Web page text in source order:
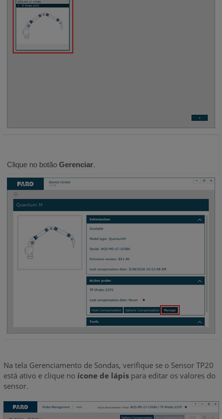
Clique no botão Gerenciar.
Na tela Gerenciamento de Sondas, verifique se o Sensor TP20
está ativo e clique no ícone de lápispara editar os valores do
sensor.